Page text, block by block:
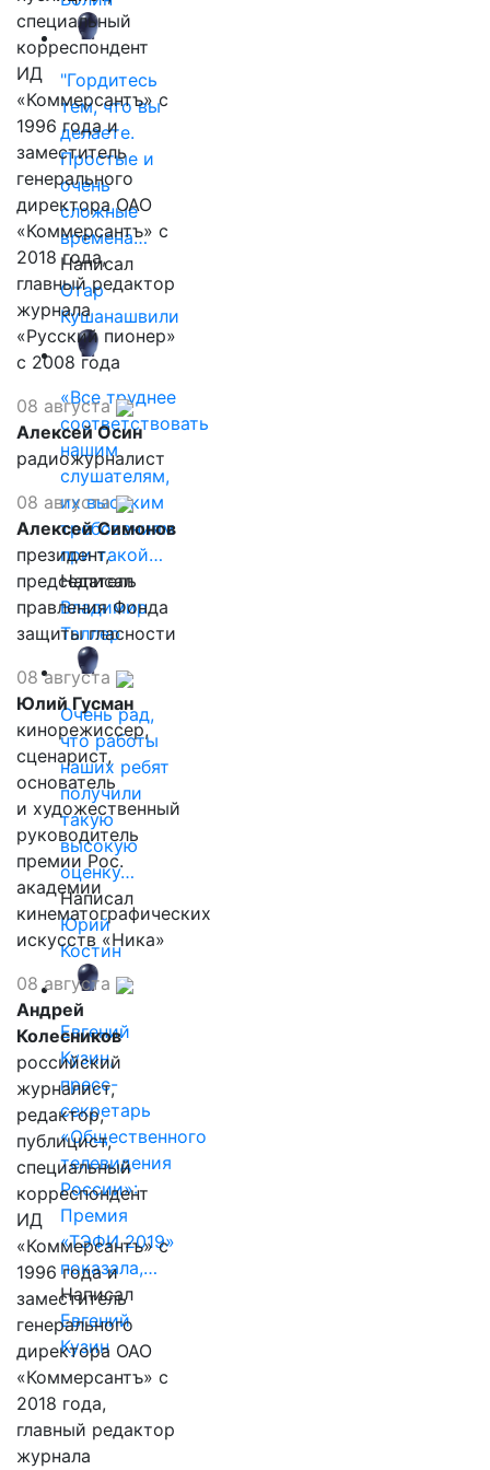
"Гордитесь
тем, что вы
делаете.
Простые и
очень
сложные
времена…
Написал
Отар
Кушанашвили
«Все труднее
соответствовать
нашим
слушателям,
их высоким
требованиям
при такой…
Написал
Владимир
Таллер
Очень рад,
что работы
наших ребят
получили
такую
высокую
оценку…
Написал
Юрий
Костин
Евгений
Кузин,
пресс-
секретарь
«Общественного
телевидения
России»:
Премия
«ТЭФИ 2019»
показала,…
Написал
Евгений
Кузин
специальный
корреспондент
ИД
«Коммерсантъ» с
1996 года и
заместитель
генерального
директора ОАО
«Коммерсантъ» с
2018 года,
главный редактор
журнала
«Русский пионер»
с 2008 года
08 августа
Алексей Осин
радиожурналист
08 августа
Алексей Симонов
президент,
председатель
правления Фонда
защиты гласности
08 августа
Юлий Гусман
кинорежиссер,
сценарист,
основатель
и художественный
руководитель
премии Рос.
академии
кинематографических
искусств «Ника»
08 августа
Андрей
Колесников
российский
журналист,
редактор,
публицист,
специальный
корреспондент
ИД
«Коммерсантъ» с
1996 года и
заместитель
генерального
директора ОАО
«Коммерсантъ» с
2018 года,
главный редактор
журнала